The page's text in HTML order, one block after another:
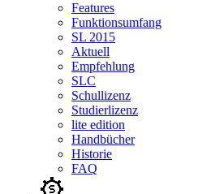
Features
Funktionsumfang
SL 2015
Aktuell
Empfehlung
SLC
Schullizenz
Studierlizenz
lite edition
Handbücher
Historie
FAQ